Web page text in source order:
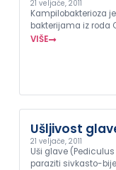
21 veljače, 2011
Kampilobakterioza
bakterijama iz roda
VIŠE
Ušljivost
21 veljače, 2011
Uši glave
paraziti sivkasto-